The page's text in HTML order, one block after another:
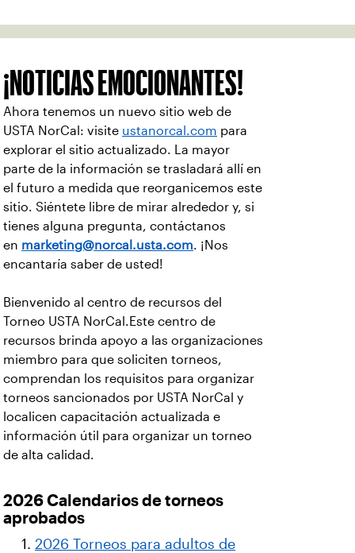
¡NOTICIAS EMOCIONANTES!
Ahora tenemos un nuevo sitio web de
USTA NorCal: visite ustanorcal.com para
explorar el sitio actualizado. La mayor
parte de la información se trasladará allí en
el futuro a medida que reorganicemos este
sitio. Siéntete libre de mirar alrededor y, si
tienes alguna pregunta, contáctanos
en marketing@norcal.usta.com. ¡Nos
encantaría saber de usted!
Bienvenido al centro de recursos del
Torneo USTA NorCal.Este centro de
recursos brinda apoyo a las organizaciones
miembro para que soliciten torneos,
comprendan los requisitos para organizar
torneos sancionados por USTA NorCal y
localicen capacitación actualizada e
información útil para organizar un torneo
de alta calidad.
2026 Calendarios de torneos
aprobados
2026 Torneos para adultos de